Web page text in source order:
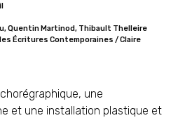
Quentin Martinod, Thibault Thelleire
Écritures Contemporaines / Claire
une
et une installation plastique et